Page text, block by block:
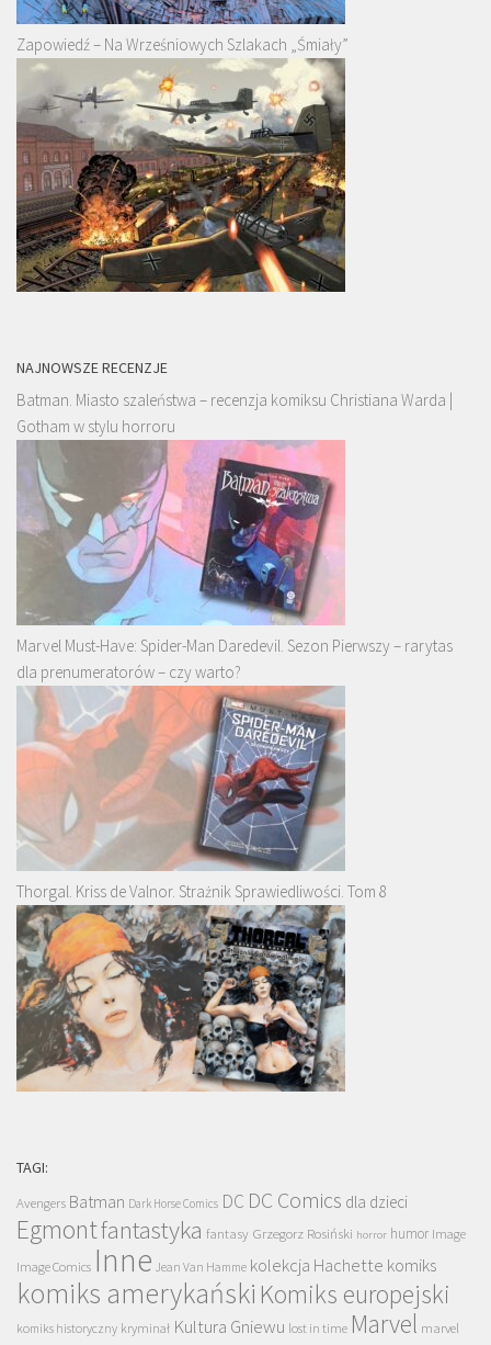
Zapowiedź – Na Wrześniowych Szlakach „Śmiały”
NAJNOWSZE RECENZJE
Batman. Miasto szaleństwa – recenzja komiksu Christiana Warda |
Gotham w stylu horroru
Marvel Must-Have: Spider-Man Daredevil. Sezon Pierwszy – rarytas
dla prenumeratorów – czy warto?
Thorgal. Kriss de Valnor. Strażnik Sprawiedliwości. Tom 8
TAGI:
Avengers Batman Dark Horse Comics DC DC Comics dla dzieci
Egmontfantastyka fantasy Grzegorz Rosiński horror humor Image
Image Comics Inne Jean Van Hamme kolekcja Hachette komiks
komiks amerykański Komiks europejski
komiks historyczny kryminał Kultura Gniewu lost in time Marvel marvel